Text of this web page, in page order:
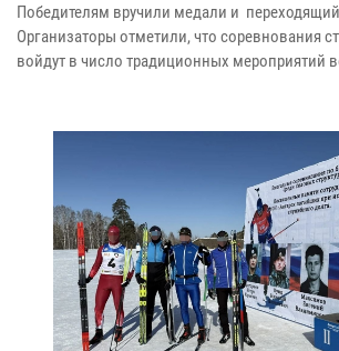
Победителям вручили медали и
Организаторы отметили, что соревнования
войдут в число традиционных мероприятий